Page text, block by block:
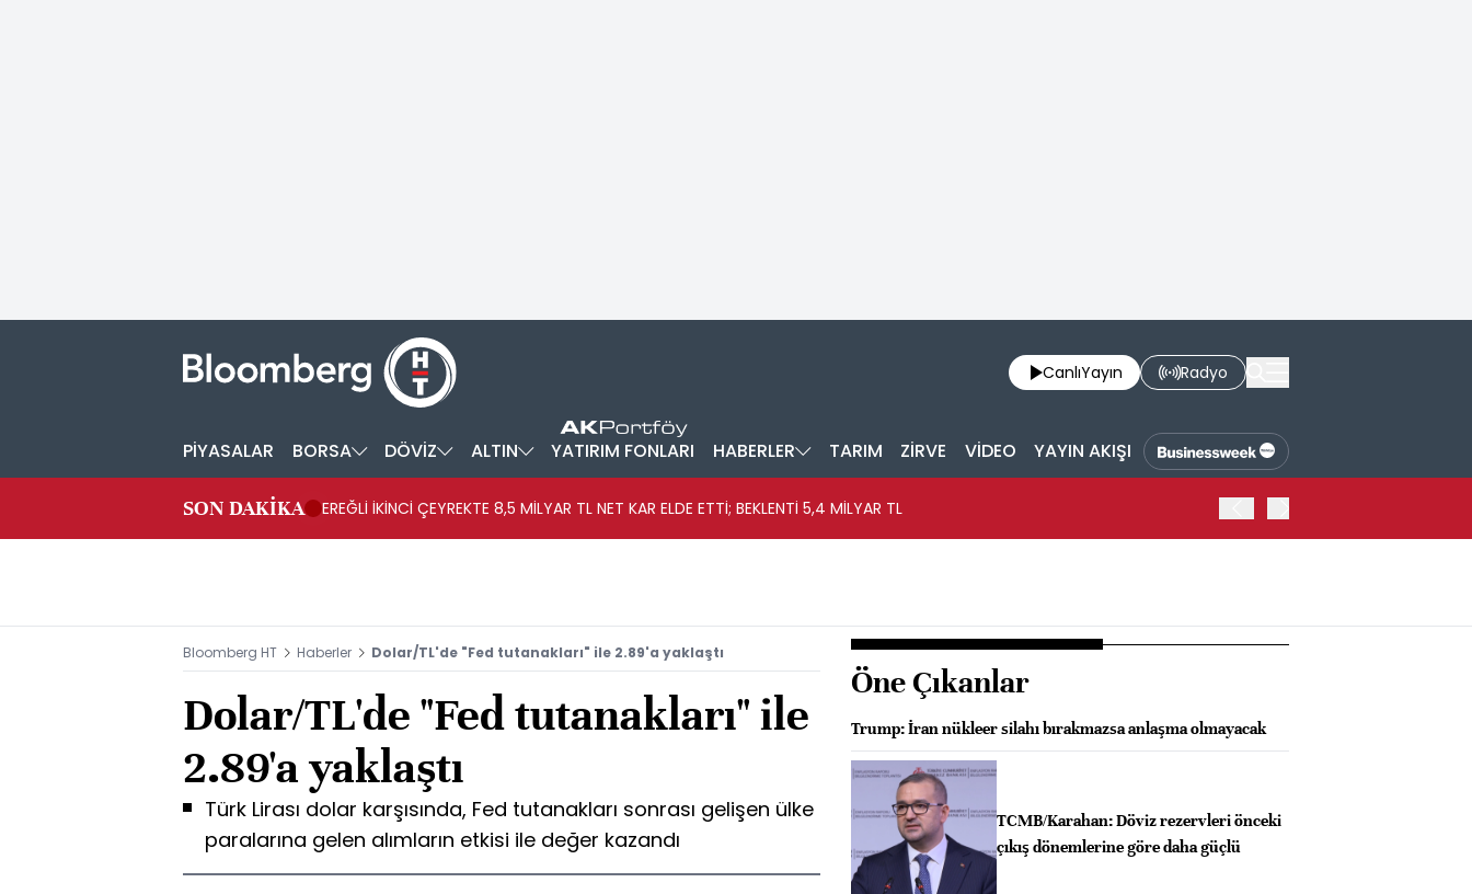
CanlıYayın Radyo
PİYASALAR BORSA DÖVİZ ALTIN YATIRIM FONLARI HABERLER TARIM ZİRVE VİDEO YAYIN AKIŞI
SON DAKİKA EREĞLİ İKİNCİ ÇEYREKTE 8,5 MİLYAR TL NET KAR ELDE ETTİ; BEKLENTİ 5,4 MİLYAR TL
Bloomberg HT Haberler Dolar/TL'de "Fed tutanakları" ile 2.89'a yaklaştı
Dolar/TL'de "Fed tutanakları" ile
2.89'a yaklaştı
Türk Lirası dolar karşısında, Fed tutanakları sonrası gelişen ülke
paralarına gelen alımların etkisi ile değer kazandı
Öne Çıkanlar
Trump: İran nükleer silahı bırakmazsa anlaşma olmayacak
TCMB/Karahan: Döviz rezervleri önceki
çıkış dönemlerine göre daha güçlü